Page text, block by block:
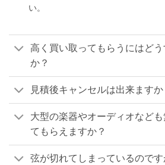
い。
高く買い取ってもらうにはど
か？
見積後キャンセルは出来ますか
大型の楽器やオーディオなど
てもらえますか？
弦が切れてしまっているので